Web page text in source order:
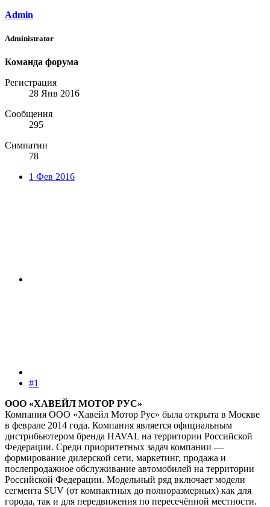
Admin
Administrator
Команда форума
Регистрация
28 Янв 2016
Сообщения
295
Симпатии
78
1 Фев 2016
#1
ООО «ХАВЕЙЛ МОТОР РУС»
Компания ООО «Хавейл Мотор Рус» была открыта в Москве
в феврале 2014 года. Компания является официальным
дистрибьютером бренда HAVAL на территории Российской
Федерации. Среди приоритетных задач компании —
формирование дилерской сети, маркетинг, продажа и
послепродажное обслуживание автомобилей на территории
Российской Федерации. Модельный ряд включает модели
сегмента SUV (от компактных до полноразмерных) как для
города, так и для передвижения по пересечённой местности.